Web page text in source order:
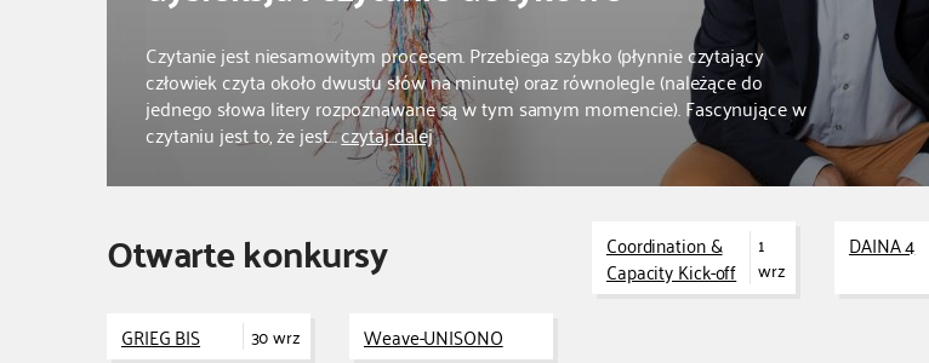
Czytanie jest niesamowitym procesem. Przebiega szybko (płynnie czytający
człowiek czyta około dwustu słów na minutę) oraz równolegle (należące do
jednego słowa litery rozpoznawane są w tym samym momencie). Fascynujące w
czytaniu jest to, że jest…czytaj dalej
Otwarte konkursy Coordination &
Capacity Kick-off
1
wrz
DAINA 4
GRIEG BIS 30 wrz Weave-UNISONO